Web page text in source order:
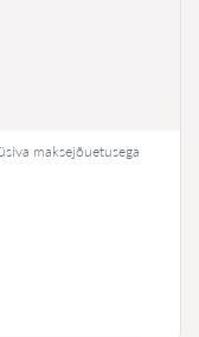
maksejõuetusega